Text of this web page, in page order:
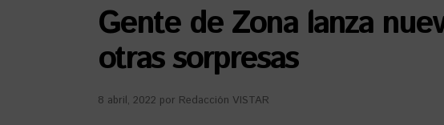
Gente de Zona lanza
otras sorpresas
8 abril, 2022 por Redacción VISTAR